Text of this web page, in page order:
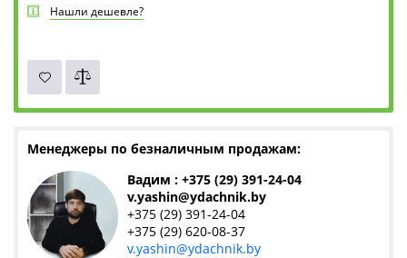
Нашли дешевле?
Менеджеры по безналичным продажам:
Вадим : +375 (29) 391-24-04
v.yashin@ydachnik.by
+375 (29) 391-24-04
+375 (29) 620-08-37
v.yashin@ydachnik.by